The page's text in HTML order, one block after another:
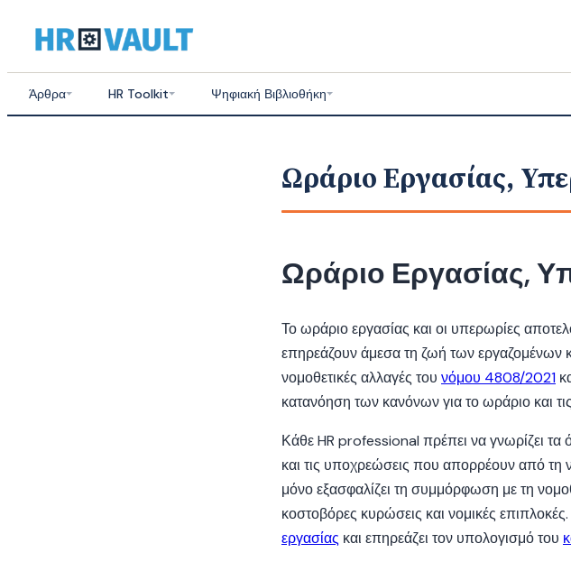
content
Άρθρα HR Toolkit Ψηφιακή Βιβλιοθήκη
Ωράριο Εργασίας,
Ωράριο Εργασίας,
Το ωράριο εργασίας και οι υπερωρίες
επηρεάζουν άμεσα τη ζωή των εργαζομένων
νομοθετικές αλλαγές του νόμου 4808/2021
κατανόηση των κανόνων για το ωράριο και
Κάθε HR professional πρέπει να γνωρίζει
και τις υποχρεώσεις που απορρέουν από
μόνο εξασφαλίζει τη συμμόρφωση με τη
κοστοβόρες κυρώσεις και νομικές
εργασίας και επηρεάζει τον υπολογισμό του